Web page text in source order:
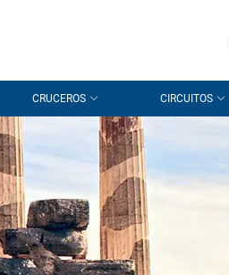
CRUCEROS CIRCUITOS